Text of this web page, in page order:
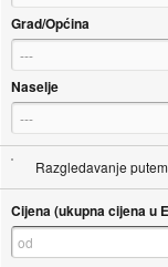
Grad/Općina
---
Naselje
---
Razgledavanje
Cijena (ukupna cijena u